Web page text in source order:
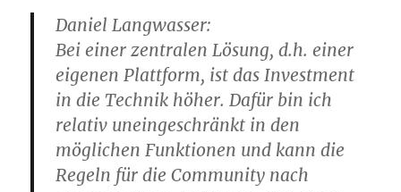
Daniel Langwasser:
Bei einer zentralen Lösung, d.h. einer
eigenen Plattform, ist das Investment
in die Technik höher. Dafür bin ich
relativ uneingeschränkt in den
möglichen Funktionen und kann die
Regeln für die Community nach